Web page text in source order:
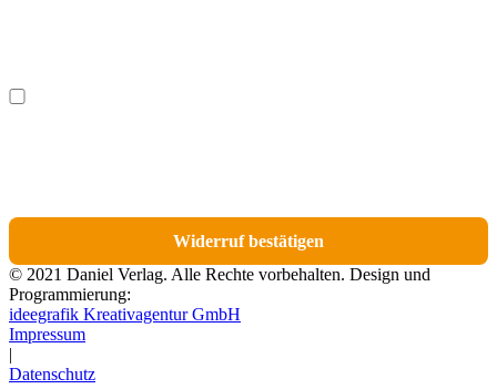
Widerruf bestätigen
© 2021 Daniel Verlag. Alle Rechte vorbehalten. Design und
Programmierung:
ideegrafik Kreativagentur GmbH
Impressum
|
Datenschutz